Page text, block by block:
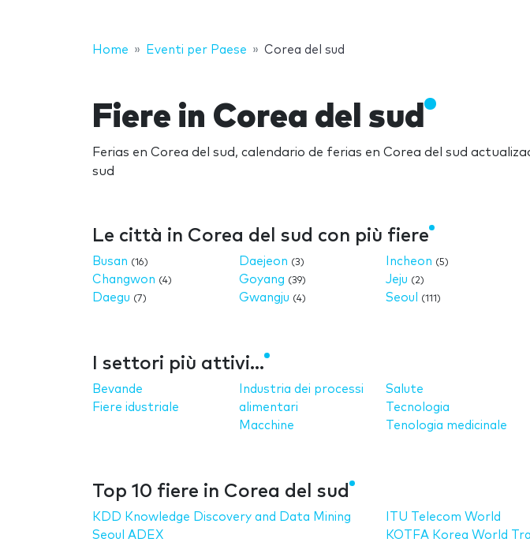
Home Eventi per Paese Corea del sud
Fiere in Corea del sud
Ferias en Corea del sud, calendario de ferias en Corea del sud
sud
Le città in Corea del sud con più fiere
Busan (16)
Changwon (4)
Daegu (7)
Daejeon (3)
Goyang (39)
Gwangju (4)
Incheon (5)
Jeju (2)
Seoul (111)
I settori più attivi...
Bevande
Fiere idustriale
Industria dei processi
alimentari
Macchine
Salute
Tecnologia
Tenologia medicinale
Top 10 fiere in Corea del sud
KDD Knowledge Discovery and Data Mining
Seoul ADEX
ITU Telecom World
KOTFA Korea World